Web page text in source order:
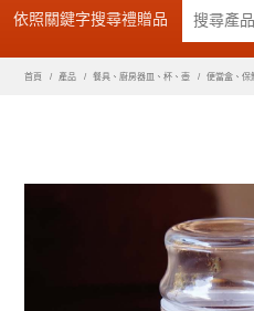
依照關鍵字搜尋禮贈品
首頁 產品 餐具、廚房器皿、杯、壺 便當盒、保